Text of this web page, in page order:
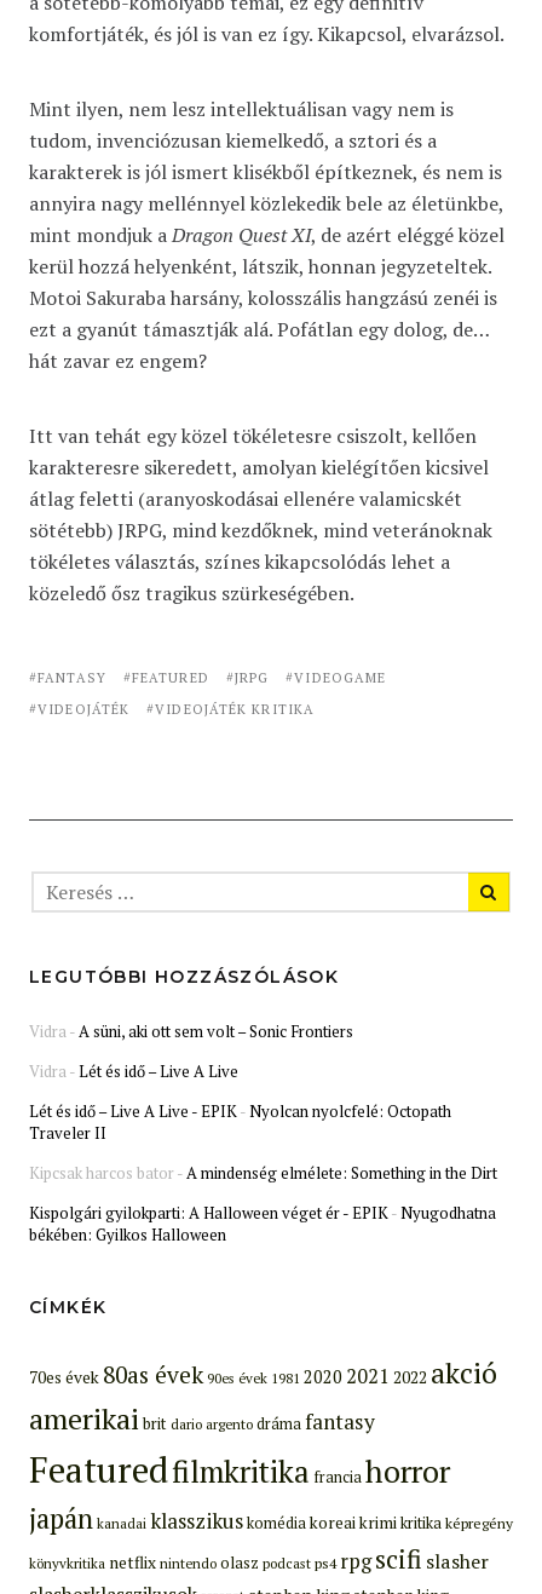
komfortjáték, és jól is van ez így. Kikapcsol, elvarázsol.
Mint ilyen, nem lesz intellektuálisan vagy nem is
tudom, invenciózusan kiemelkedő, a sztori és a
karakterek is jól ismert klisékből építkeznek, és nem is
annyira nagy mellénnyel közlekedik bele az életünkbe,
mint mondjuk aDragon Quest XI, de azért eléggé közel
kerül hozzá helyenként, látszik, honnan jegyzeteltek.
Motoi Sakuraba harsány, kolosszális hangzású zenéi is
ezt a gyanút támasztják alá. Pofátlan egy dolog, de…
hát zavar ez engem?
Itt van tehát egy közel tökéletesre csiszolt, kellően
karakteresre sikeredett, amolyan kielégítően kicsivel
átlag feletti (aranyoskodásai ellenére valamicskét
sötétebb) JRPG, mind kezdőknek, mind veteránoknak
tökéletes választás, színes kikapcsolódás lehet a
közeledő ősz tragikus szürkeségében.
FANTASY FEATURED JRPG
VIDEOGAME
VIDEOJÁTÉK
VIDEOJÁTÉK KRITIKA
LEGUTÓBBI HOZZÁSZÓLÁSOK
Vidra-A süni, aki ott sem volt – Sonic Frontiers
Vidra-Lét és idő – Live A Live
Lét és idő – Live A Live - EPIK-Nyolcan nyolcfelé: Octopath
Traveler II
Kipcsak harcos bator-A mindenség elmélete: Something in the Dirt
Kispolgári gyilokparti: A Halloween véget ér - EPIK-Nyugodhatna
békében: Gyilkos Halloween
CÍMKÉK
70es évek 80as évek 90es évek 1981 2020 2021 2022 akció
amerikaibrit dario argento drámafantasy
Featuredfilmkritika franciahorror
japán kanadai klasszikuskomédiakoreaikrimikritikaképregény
könyvkritika netflix nintendo olasz podcast ps4 rpgscifi slasher